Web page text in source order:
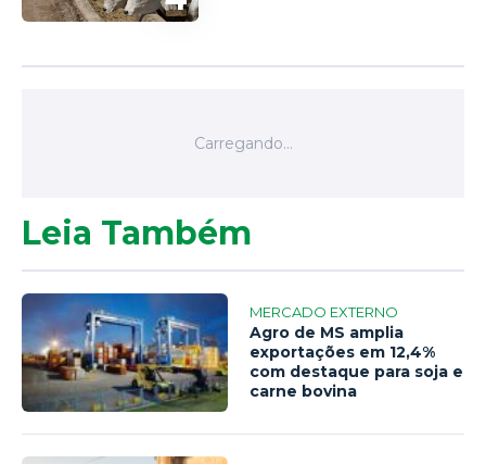
Leia Também
MERCADO EXTERNO
Agro de MS amplia
exportações em 12,4%
com destaque para soja e
carne bovina